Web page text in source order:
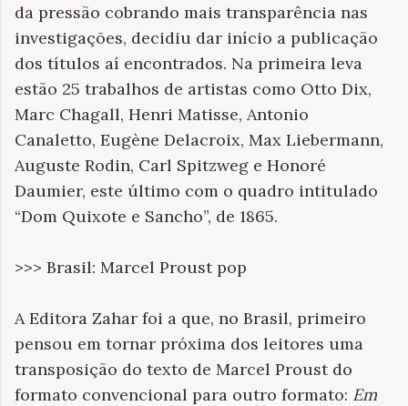
da pressão cobrando mais transparência nas
investigações, decidiu dar início a publicação
dos títulos aí encontrados. Na primeira leva
estão 25 trabalhos de artistas como Otto Dix,
Marc Chagall, Henri Matisse, Antonio
Canaletto, Eugène Delacroix, Max Liebermann,
Auguste Rodin, Carl Spitzweg e Honoré
Daumier, este último com o quadro intitulado
“Dom Quixote e Sancho”, de 1865.
>>> Brasil: Marcel Proust pop
A Editora Zahar foi a que, no Brasil, primeiro
pensou em tornar próxima dos leitores uma
transposição do texto de Marcel Proust do
formato convencional para outro formato: Em